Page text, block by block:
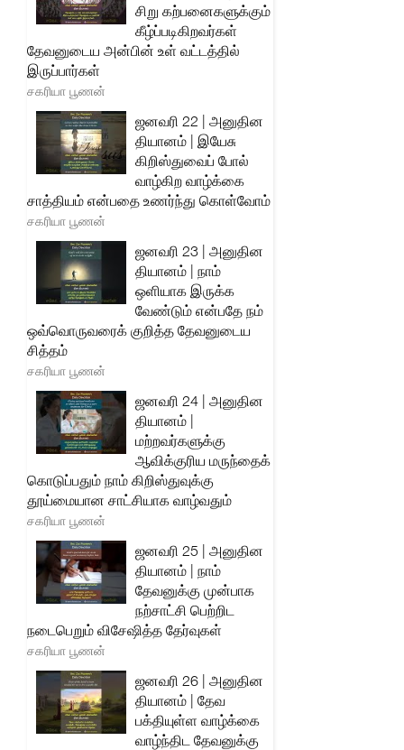
சிறு கற்பனைகளுக்கும்
கீழ்ப்படிகிறவர்கள்
தேவனுடைய அன்பின் உள் வட்டத்தில்
இருப்பார்கள்
சகரியா பூணன்
ஜனவரி 22 | அனுதின
தியானம் | இயேசு
கிறிஸ்துவைப் போல்
வாழ்கிற வாழ்க்கை
சாத்தியம் என்பதை உணர்ந்து கொள்வோம்
சகரியா பூணன்
ஜனவரி 23 | அனுதின
தியானம் | நாம்
ஒளியாக இருக்க
வேண்டும் என்பதே நம்
ஒவ்வொருவரைக் குறித்த தேவனுடைய
சித்தம்
சகரியா பூணன்
ஜனவரி 24 | அனுதின
தியானம் |
மற்றவர்களுக்கு
ஆவிக்குரிய மருந்தைக்
கொடுப்பதும் நாம் கிறிஸ்துவுக்கு
தூய்மையான சாட்சியாக வாழ்வதும்
சகரியா பூணன்
ஜனவரி 25 | அனுதின
தியானம் | நாம்
தேவனுக்கு முன்பாக
நற்சாட்சி பெற்றிட
நடைபெறும் விசேஷித்த தேர்வுகள்
சகரியா பூணன்
ஜனவரி 26 | அனுதின
தியானம் | தேவ
பக்தியுள்ள வாழ்க்கை
வாழ்ந்திட தேவனுக்கு